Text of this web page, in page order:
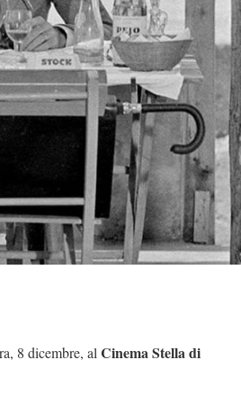
8 dicembre, al Cinema Stella di